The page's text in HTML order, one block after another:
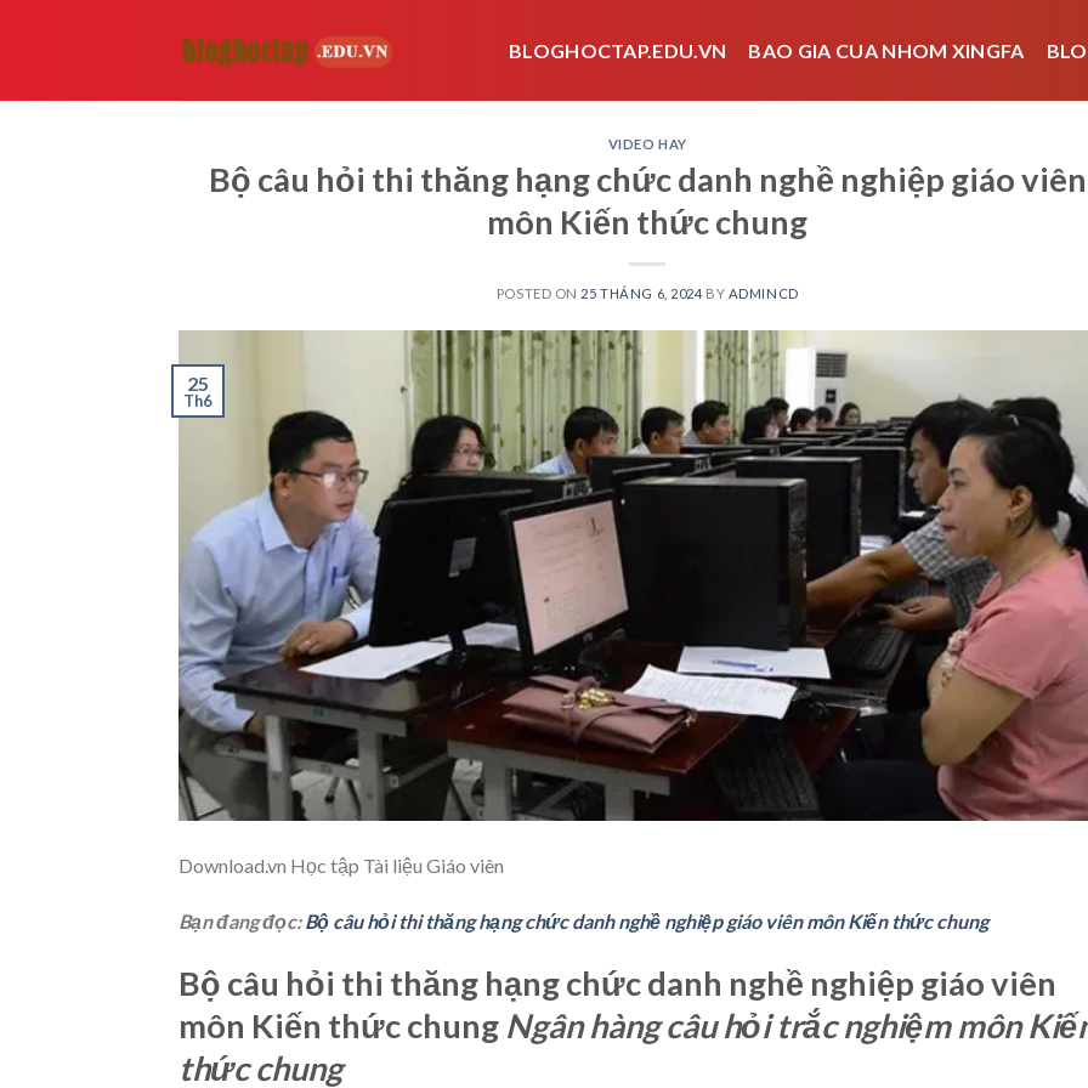
BLOGHOCTAP.EDU.VN BAO GIA CUA NHOM XINGFA
VIDEO HAY
Bộ câu hỏi thi thăng hạng chức danh nghề nghiệp giáo viên
môn Kiến thức chung
POSTED ON 25 THÁNG 6, 2024 BY ADMINCD
25
Th6
Download.vn Học tập Tài liệu Giáo viên
Bạn đang đọc:Bộ câu hỏi thi thăng hạng chức danh nghề nghiệp giáo viên môn Kiến thức chung
Bộ câu hỏi thi thăng hạng chức danh nghề nghiệp giáo viên
môn Kiến thức chung Ngân hàng câu hỏi trắc nghiệm môn
thức chung